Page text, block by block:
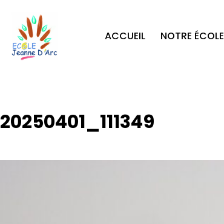
ACCUEIL NOTRE ÉCOLE
20250401_111349